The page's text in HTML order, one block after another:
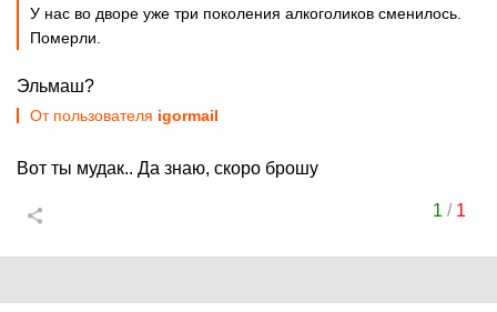
У нас во дворе уже три поколения алкоголиков сменилось.
Померли.
Эльмаш?
От пользователя igormail
Вот ты мудак.. Да знаю, скоро брошу
1 / 1